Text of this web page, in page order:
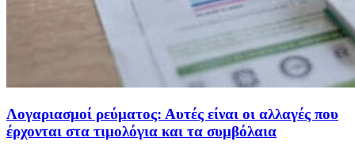
Λογαριασμοί ρεύματος: Αυτές είναι οι αλλαγές που
έρχονται στα τιμολόγια και τα συμβόλαια